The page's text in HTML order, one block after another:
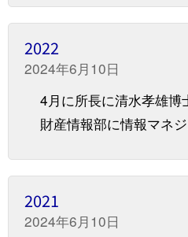
2022
2024年6月10日
4月に所長に清水孝雄博
財産情報部に情報マネ
2021
2024年6月10日